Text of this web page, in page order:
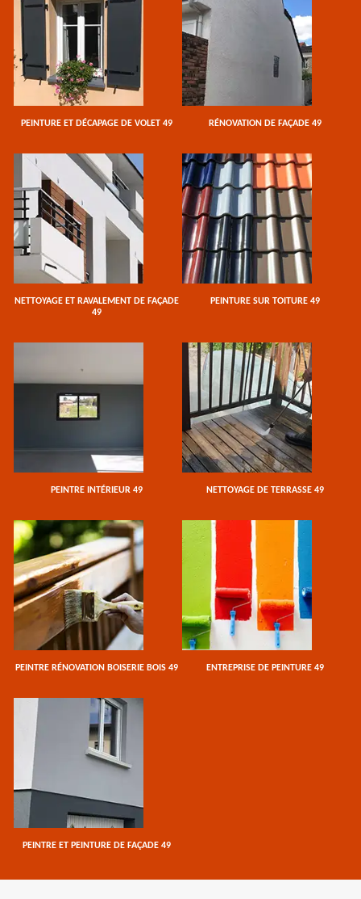
PEINTURE ET DÉCAPAGE DE VOLET 49 RÉNOVATION DE FAÇADE 49
NETTOYAGE ET RAVALEMENT DE FAÇADE
49
PEINTURE SUR TOITURE 49
PEINTRE INTÉRIEUR 49 NETTOYAGE DE TERRASSE 49
PEINTRE RÉNOVATION BOISERIE BOIS 49 ENTREPRISE DE PEINTURE 49
PEINTRE ET PEINTURE DE FAÇADE 49